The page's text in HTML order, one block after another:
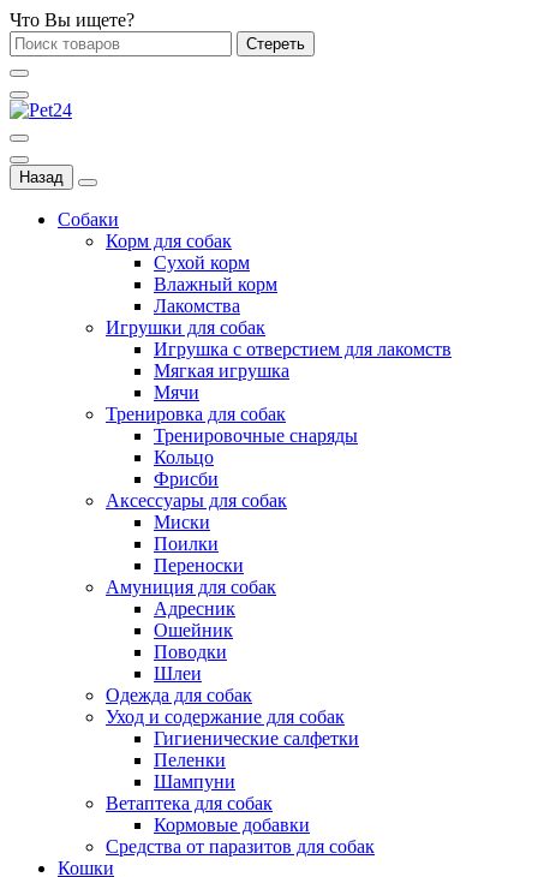
Что Вы ищете?
Стереть
Назад
Собаки
Корм для собак
Сухой корм
Влажный корм
Лакомства
Игрушки для собак
Игрушка с отверстием для лакомств
Мягкая игрушка
Мячи
Тренировка для собак
Тренировочные снаряды
Кольцо
Фрисби
Аксессуары для собак
Миски
Поилки
Переноски
Амуниция для собак
Адресник
Ошейник
Поводки
Шлеи
Одежда для собак
Уход и содержание для собак
Гигиенические салфетки
Пеленки
Шампуни
Ветаптека для собак
Кормовые добавки
Средства от паразитов для собак
Кошки